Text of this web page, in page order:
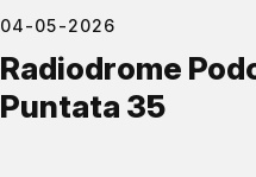
04-05-2026
Radiodrome
Puntata 35